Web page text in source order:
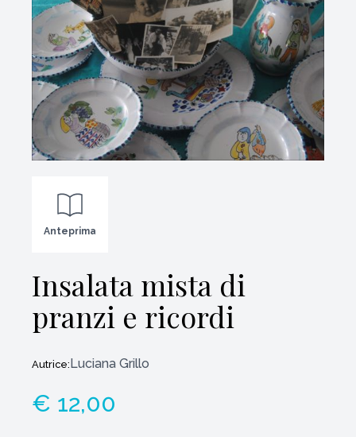
Anteprima
Insalata mista di
pranzi e ricordi
Autrice:Luciana Grillo
€ 12,00